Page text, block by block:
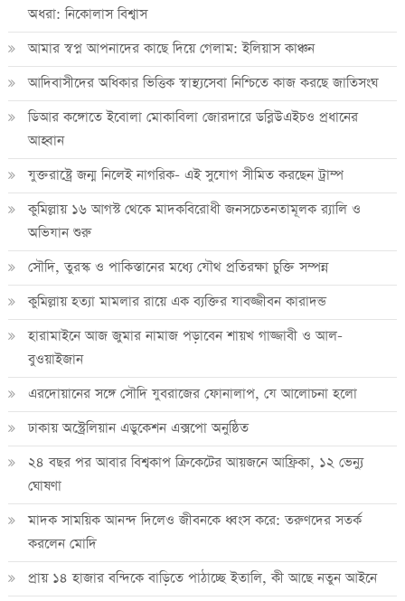
অধরা: নিকোলাস বিশ্বাস
আমার স্বপ্ন আপনাদের কাছে দিয়ে গেলাম: ইলিয়াস কাঞ্চন
আদিবাসীদের অধিকার ভিত্তিক স্বাস্থ্যসেবা নিশ্চিতে কাজ করছে জাতিসংঘ
ডিআর কঙ্গোতে ইবোলা মোকাবিলা জোরদারে ডব্লিউএইচও প্রধানের
আহ্বান
যুক্তরাষ্ট্রে জন্ম নিলেই নাগরিক- এই সুযোগ সীমিত করছেন ট্রাম্প
কুমিল্লায় ১৬ আগস্ট থেকে মাদকবিরোধী জনসচেতনতামূলক র‍্যালি ও
অভিযান শুরু
সৌদি, তুরস্ক ও পাকিস্তানের মধ্যে যৌথ প্রতিরক্ষা চুক্তি সম্পন্ন
কুমিল্লায় হত্যা মামলার রায়ে এক ব্যক্তির যাবজ্জীবন কারাদন্ড
হারামাইনে আজ জুমার নামাজ পড়াবেন শায়খ গাজ্জাবী ও আল-
বুওয়াইজান
এরদোয়ানের সঙ্গে সৌদি যুবরাজের ফোনালাপ, যে আলোচনা হলো
ঢাকায় অস্ট্রেলিয়ান এডুকেশন এক্সপো অনুষ্ঠিত
২৪ বছর পর আবার বিশ্বকাপ ক্রিকে‌টের আয়জনে আফ্রিকা, ১২ ভেন্যু
ঘোষণা
মাদক সাময়িক আনন্দ দিলেও জীবনকে ধ্বংস করে: তরুণদের সতর্ক
করলেন মোদি
প্রায় ১৪ হাজার বন্দিকে বাড়িতে পাঠাচ্ছে ইতালি, কী আছে নতুন আইনে